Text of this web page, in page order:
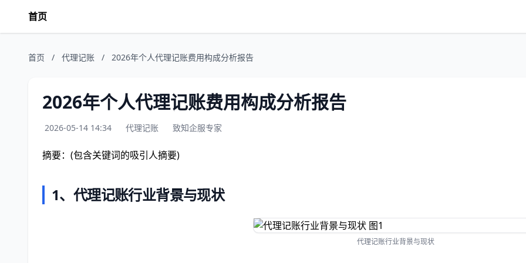
首页
首页 / 代理记账 / 2026年个人代理记账费用构成分析报告
2026年个人代理记账费用构成分析报告
2026-05-14 14:34 代理记账 致知企服专家
摘要：(包含关键词的吸引人摘要)
1、代理记账行业背景与现状
代理记账行业背景与现状